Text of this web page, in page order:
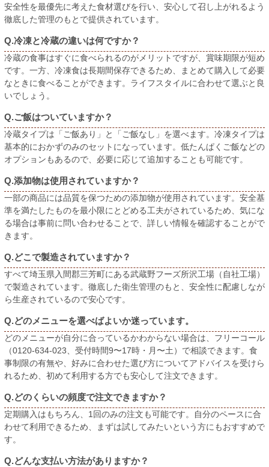
安全性を最優先に考えた食材選びを行い、安心して召し上がれるよう
徹底した管理のもとで提供されています。
Q.冷凍と冷蔵の違いは何ですか？
冷蔵の食事はすぐに食べられるのがメリットですが、賞味期限が短め
です。一方、冷凍食は長期間保存できるため、まとめて購入して必要
なときに食べることができます。ライフスタイルに合わせて選ぶと良
いでしょう。
Q.ご飯はついていますか？
冷蔵タイプは「ご飯あり」と「ご飯なし」を選べます。冷凍タイプは
基本的におかずのみのセットになっています。低たんぱくご飯などの
オプションもあるので、必要に応じて追加することも可能です。
Q.添加物は使用されていますか？
一部の商品には品質を保つための添加物が使用されています。安全基
準を満たしたものを最小限にとどめる工夫がされているため、気にな
る場合は事前に問い合わせることで、詳しい情報を確認することがで
きます。
Q.どこで製造されていますか？
すべて埼玉県入間郡三芳町にある武蔵野フーズ所沢工場（自社工場）
で製造されています。徹底した衛生管理のもと、安全性に配慮しなが
ら生産されているので安心です。
Q.どのメニューを選べばよいか迷っています。
どのメニューが自分に合っているかわからない場合は、フリーコール
（0120-634-023、受付時間9〜17時・月〜土）で相談できます。食
事制限の有無や、好みに合わせた選び方についてアドバイスを受けら
れるため、初めて利用する方でも安心して注文できます。
Q.どのくらいの頻度で注文できますか？
定期購入はもちろん、1回のみの注文も可能です。自分のペースに合
わせて利用できるため、まずは試してみたいという方にもおすすめで
す。
Q.どんな支払い方法がありますか？